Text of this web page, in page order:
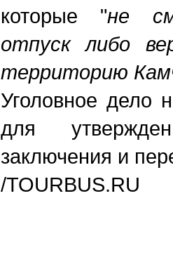
которые "не
отпуск либо
территорию
Уголовное дело
для
заключения и
/TOURBUS.RU